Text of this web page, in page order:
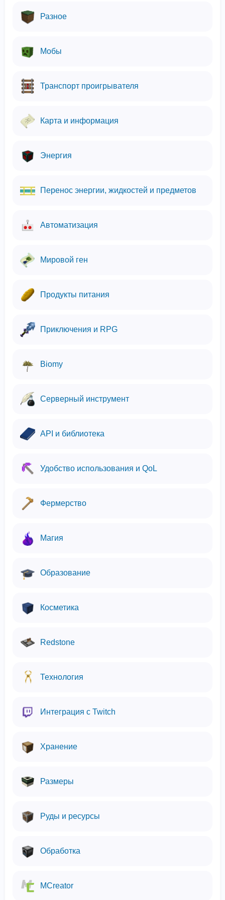
Разное
Мобы
Транспорт проигрывателя
Карта и информация
Энергия
Перенос энергии, жидкостей и предметов
Автоматизация
Мировой ген
Продукты питания
Приключения и RPG
Biomy
Серверный инструмент
API и библиотека
Удобство использования и QoL
Фермерство
Магия
Образование
Косметика
Redstone
Технология
Интеграция с Twitch
Хранение
Размеры
Руды и ресурсы
Обработка
MCreator
Мы используем файлы cookie